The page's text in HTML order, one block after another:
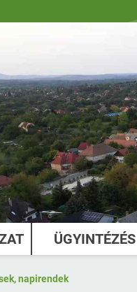
ÜGYINTÉZÉS
napirendek